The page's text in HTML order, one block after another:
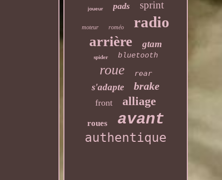
joueur pads sprint
moteur roméo radio
arrière gtam
spider bluetooth
roue rear
s'adapte brake
front alliage
roues avant
authentique